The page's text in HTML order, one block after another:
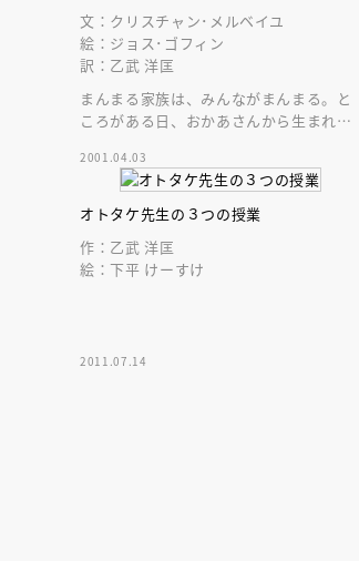
文：クリスチャン･メルベイユ
絵：ジョス･ゴフィン
訳：乙武 洋匡
まんまる家族は、みんながまんまる。と
ころがある日、おかあさんから生まれて
て……
2001.04.03
オトタケ先生の３つの授業
作：乙武 洋匡
絵：下平 けーすけ
2011.07.14